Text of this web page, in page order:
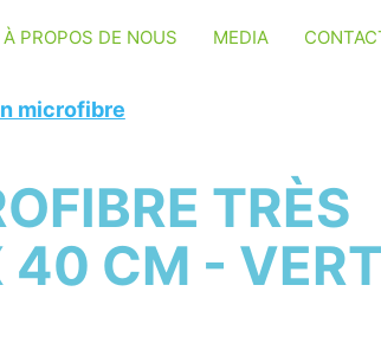
À PROPOS DE NOUS MEDIA
microfibre
TRÈS
40 CM - VERT